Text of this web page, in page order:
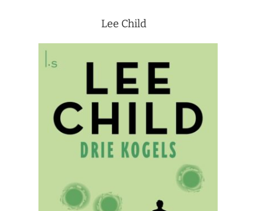
Lee Child